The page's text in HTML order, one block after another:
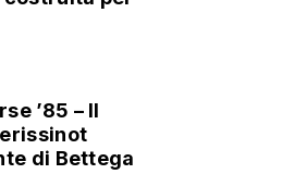
’85 – Il
di Bettega